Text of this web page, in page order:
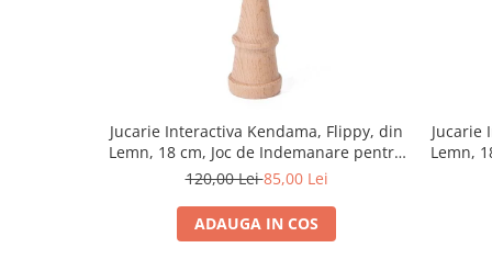
Jucarie Interactiva Kendama, Flippy, din
Lemn, 18 cm, Joc de Indemanare pentru
Copii si Adulti, Model Gradient 9,
120,00 Lei85,00 Lei
ADAUGA IN COS
Jucarie
Lemn,
Copii